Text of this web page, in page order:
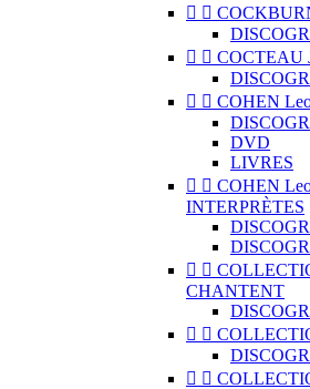
 
  COCTEAU
  COHEN
DVD
LIVRES
  COHEN
INTERPRÈTES
 
CHANTENT
 
 